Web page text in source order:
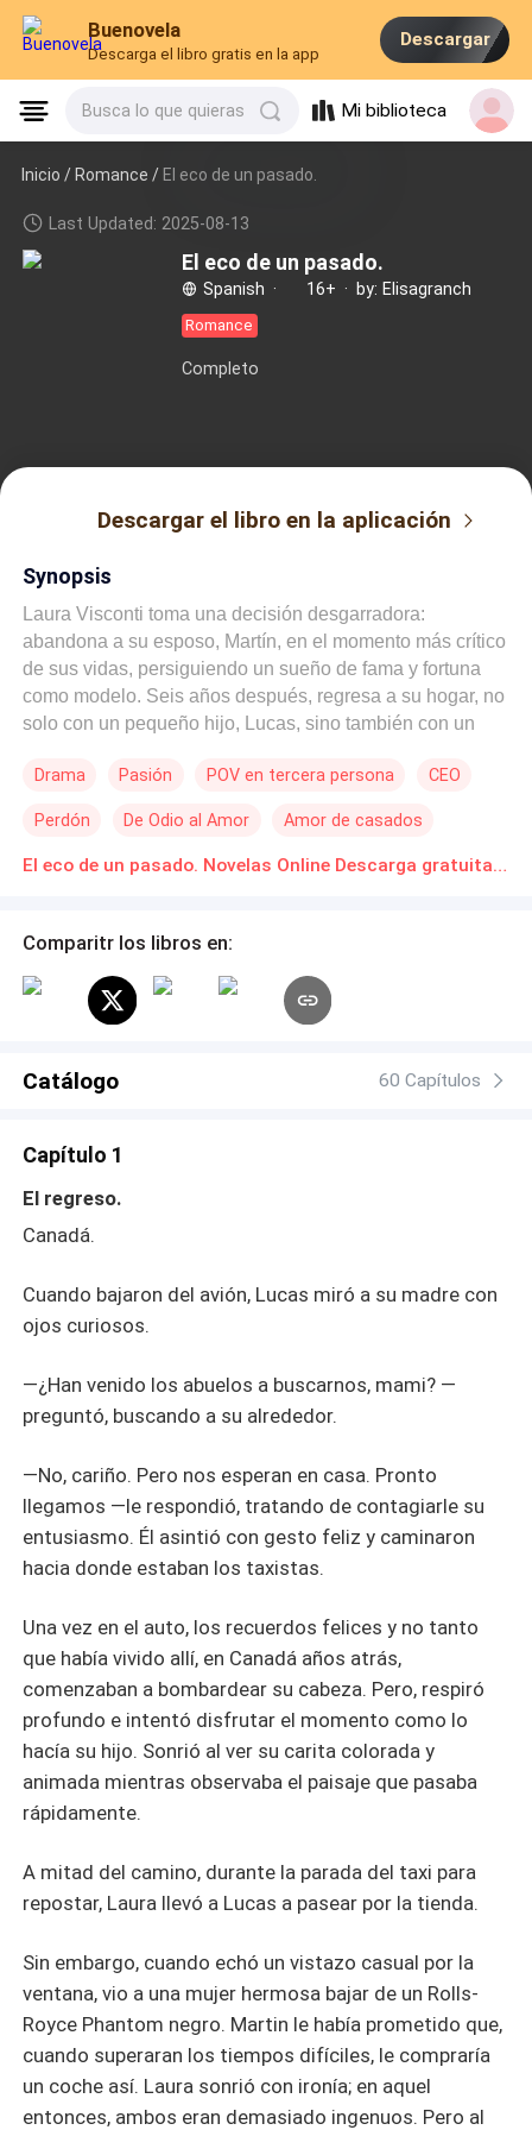
Buenovela
Descarga el libro gratis en la app
Descargar
Busca lo que quieras Mi biblioteca
Inicio /Romance / El eco de un pasado.
Last Updated: 2025-08-13
El eco de un pasado.
Spanish · 16+ · by: Elisagranch
Romance
Completo
Descargar el libro en la aplicación
Synopsis
Laura Visconti toma una decisión desgarradora:
abandona a su esposo, Martín, en el momento más crítico
de sus vidas, persiguiendo un sueño de fama y fortuna
como modelo. Seis años después, regresa a su hogar, no
solo con un pequeño hijo, Lucas, sino también con un
reconstruir su vida. Su madre, enferma, y la necesidad de
impulsan a buscar redención.Sin embargo, el
reencuentro con Martín no será fácil. La chispa entre ellos
estado lidiando con su dolor y su odio, decidido a
amor verdadero superar el rencor y las heridas del
pasado? A medida que los secretos se desvelan y las
la pregunta más difícil: ¿Es posible perdonar y darse otra
Drama Pasión POV en tercera persona CEO
Perdón De Odio al Amor Amor de casados
El eco de un pasado. Novelas Online Descarga gratuita de PDF
Comparitr los libros en:
Catálogo 60 Capítulos
Capítulo 1
El regreso.
Canadá.
Cuando bajaron del avión, Lucas miró a su madre con
ojos curiosos.
—¿Han venido los abuelos a buscarnos, mami? —
preguntó, buscando a su alrededor.
—No, cariño. Pero nos esperan en casa. Pronto
llegamos —le respondió, tratando de contagiarle su
entusiasmo. Él asintió con gesto feliz y caminaron
hacia donde estaban los taxistas.
Una vez en el auto, los recuerdos felices y no tanto
que había vivido allí, en Canadá años atrás,
comenzaban a bombardear su cabeza. Pero, respiró
profundo e intentó disfrutar el momento como lo
hacía su hijo. Sonrió al ver su carita colorada y
animada mientras observaba el paisaje que pasaba
rápidamente.
A mitad del camino, durante la parada del taxi para
repostar, Laura llevó a Lucas a pasear por la tienda.
Sin embargo, cuando echó un vistazo casual por la
ventana, vio a una mujer hermosa bajar de un Rolls-
Royce Phantom negro. Martin le había prometido que,
cuando superaran los tiempos difíciles, le compraría
un coche así. Laura sonrió con ironía; en aquel
entonces, ambos eran demasiado ingenuos. Pero al